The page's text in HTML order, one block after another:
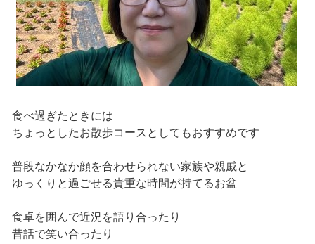
食べ過ぎたときには
ちょっとしたお散歩コースとしてもおすすめです
普段なかなか顔を合わせられない家族や親戚と
ゆっくりと過ごせる貴重な時間が持てるお盆
食卓を囲んで近況を語り合ったり
昔話で笑い合ったり